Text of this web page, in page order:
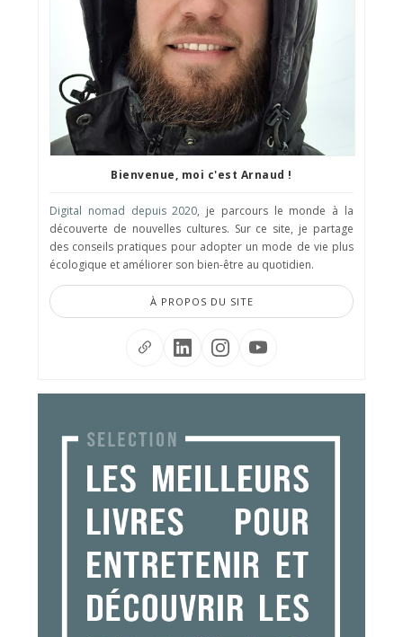
Bienvenue, moi c'est Arnaud !
Digital nomad depuis 2020, je parcours le monde à la
découverte de nouvelles cultures. Sur ce site, je partage
des conseils pratiques pour adopter un mode de vie plus
écologique et améliorer son bien-être au quotidien.
À PROPOS DU SITE